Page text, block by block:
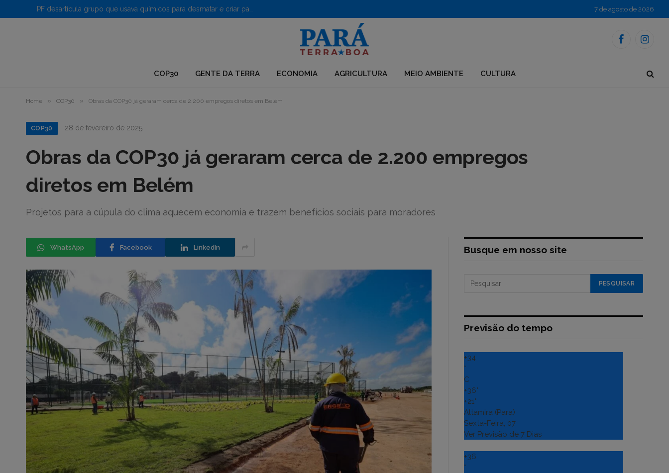
7 de agosto de 2026
Facebook
COP30 GENTE DA TERRA ECONOMIA AGRICULTURA MEIO AMBIENTE CULTURA
Home » COP30 » Obras da COP30 já geraram cerca de 2.200 empregos diretos em Belém
COP30 28 de fevereiro de 2025
Obras da COP30 já geraram cerca de 2.200 empregos
diretos em Belém
Projetos para a cúpula do clima aquecem economia e trazem benefícios sociais para moradores
WhatsApp Facebook LinkedIn Busque em nosso site
Previsão do tempo
+34
°
C
+36°
+21°
Altamira (Para)
Sexta-Feira, 07
Ver Previsão de 7 Dias
+36
°